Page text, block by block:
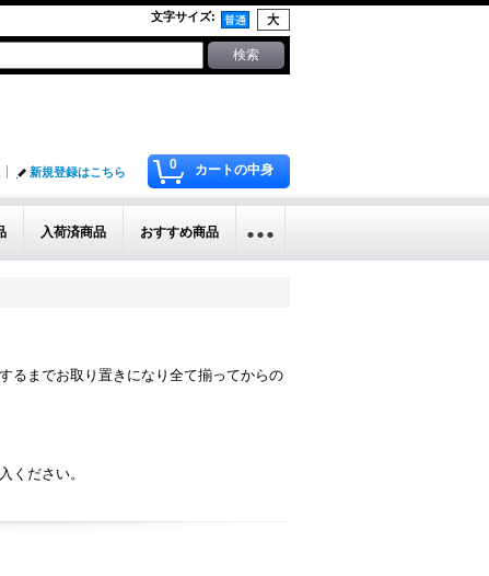
文字サイズ:
0 カートの中身
新規登録はこちら
入荷済商品 おすすめ商品
るまでお取り置きになり全て揃ってからの
ください。